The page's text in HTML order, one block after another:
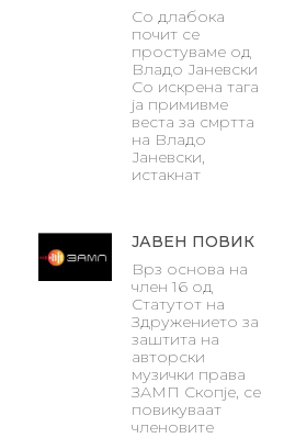
Со длабока
почит се
простуваме од
Владо Јаневски
Со искрена тага
ја примивме
веста за смртта
на Владо
Јаневски,
истакнат
ЈАВЕН ПОВИК
Врз основа на
член 16 од
Статутот на
Здружението за
заштита на
авторски
музички права
ЗАМП Скопје, се
повикуваат
членовите